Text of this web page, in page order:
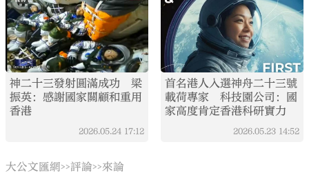
神二十三發射圓滿成功 梁
振英：感謝國家關顧和重用
香港
2026.05.24 17:12
首名港人入選神舟二十三號
載荷專家 科技園公司：國
家高度肯定香港科研實力
2026.05.23 14:52
大公文匯網>>評論>>來論